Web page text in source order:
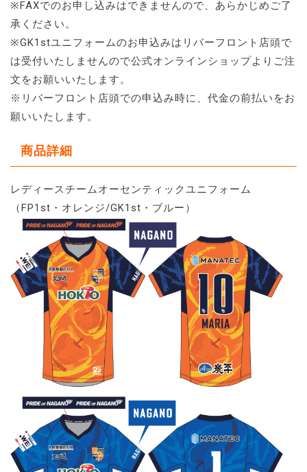
※FAXでのお申し込みはできませんので、あらかじめご了
承ください。
※GK1stユニフォームのお申込みはリバーフロント店頭で
は受付いたしませんので公式オンラインショップよりご注
文をお願いいたします。
※リバーフロント店頭での申込み時に、代金の前払いをお
願いいたします。
商品詳細
レディースチームオーセンティックユニフォーム
（FP1st・オレンジ/GK1st・ブルー）